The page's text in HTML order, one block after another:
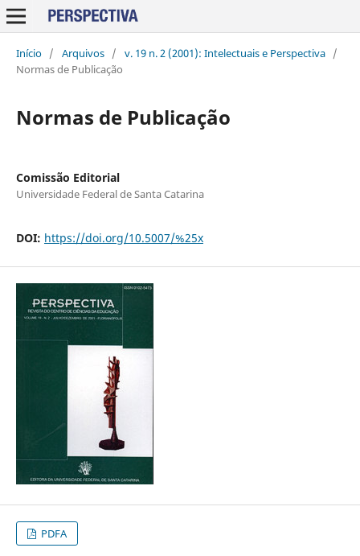
Início / Arquivos / v. 19 n. 2 (2001): Intelectuais e Perspectiva /
Normas de Publicação
Normas de Publicação
Comissão Editorial
Universidade Federal de Santa Catarina
DOI: https://doi.org/10.5007/%25x
PDFA